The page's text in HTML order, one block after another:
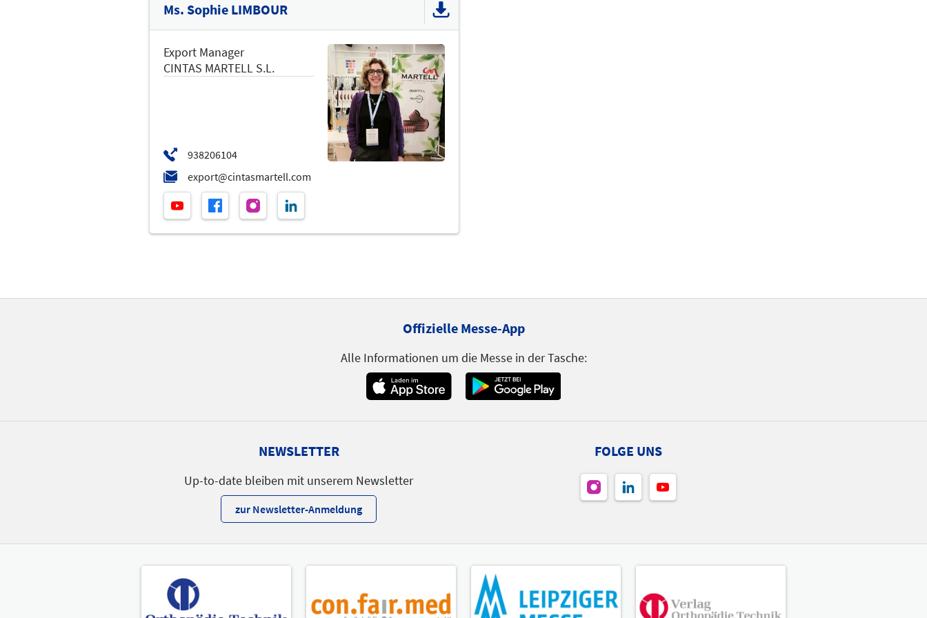
Ms. Sophie LIMBOUR
Export Manager
CINTAS MARTELL S.L.
Offizielle Messe-App
Alle Informationen um die Messe in der Tasche:
NEWSLETTER
Up-to-date bleiben mit unserem Newsletter
zur Newsletter-Anmeldung
FOLGE UNS